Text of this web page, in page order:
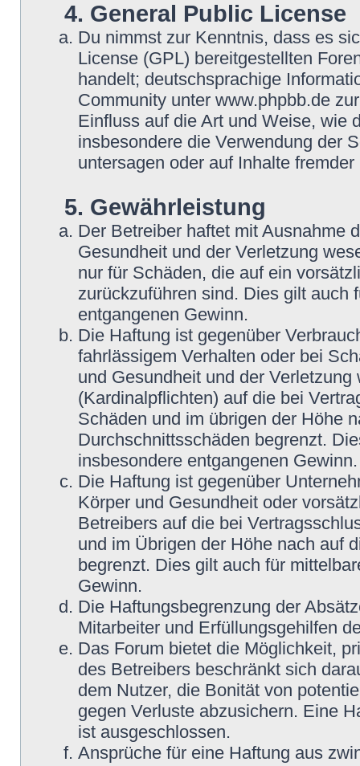
4. General Public License
Du nimmst zur Kenntnis, dass es
License (GPL) bereitgestellten
handelt; deutschsprachige
Community unter www.phpbb.de
Einfluss auf die Art und Weise, wie
insbesondere die Verwendung der
untersagen oder auf Inhalte
5. Gewährleistung
Der Betreiber haftet mit Ausnahme
Gesundheit und der Verletzung
nur für Schäden, die auf ein
zurückzuführen sind. Dies gilt auch
entgangenen Gewinn.
Die Haftung ist gegenüber
fahrlässigem Verhalten oder bei
und Gesundheit und der
(Kardinalpflichten) auf die bei
Schäden und im übrigen der Höhe
Durchschnittsschäden begrenzt.
insbesondere entgangenen Gewinn.
Die Haftung ist gegenüber
Körper und Gesundheit oder
Betreibers auf die bei
und im Übrigen der Höhe nach auf
begrenzt. Dies gilt auch für
Gewinn.
Die Haftungsbegrenzung der
Mitarbeiter und Erfüllungsgehilfen
Das Forum bietet die Möglichkeit,
des Betreibers beschränkt sich
dem Nutzer, die Bonität von
gegen Verluste abzusichern. Eine
ist ausgeschlossen.
Ansprüche für eine Haftung aus